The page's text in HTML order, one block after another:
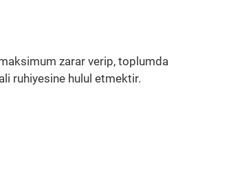
zarar verip, toplumda
ruhiyesine hulul etmektir.